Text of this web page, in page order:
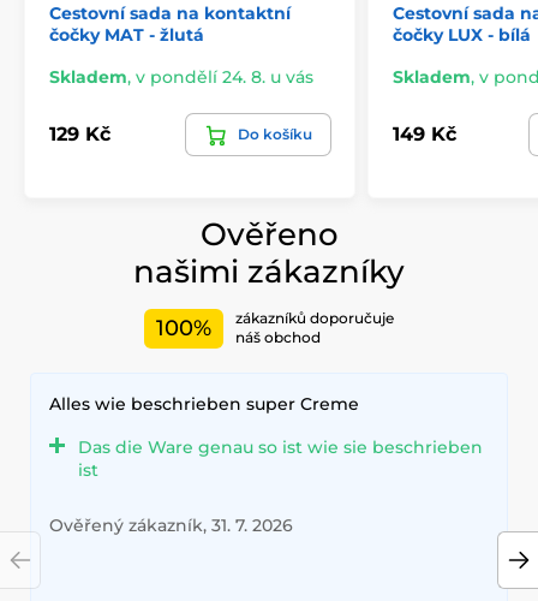
Cestovní sada na kontaktní
čočky MAT - žlutá
Skladem, v pondělí 24. 8. u vás
129 Kč Do košíku
Cestovní sada
čočky LUX - bílá
Skladem, v
149 Kč
Ověřeno
našimi zákazníky
100%
zákazníků doporučuje
náš obchod
Alles wie beschrieben super Creme
Das die Ware genau so ist wie sie beschrieben
ist
Ověřený zákazník, 31. 7. 2026